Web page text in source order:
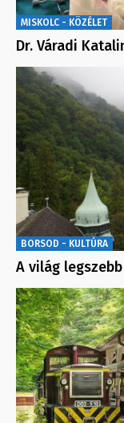
MISKOLC - KÖZÉLET
Dr. Váradi
BORSOD - KULTÚRA
A világ